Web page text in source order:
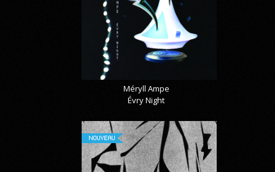
Méryll Ampe
Évry Night
NOUVEAU